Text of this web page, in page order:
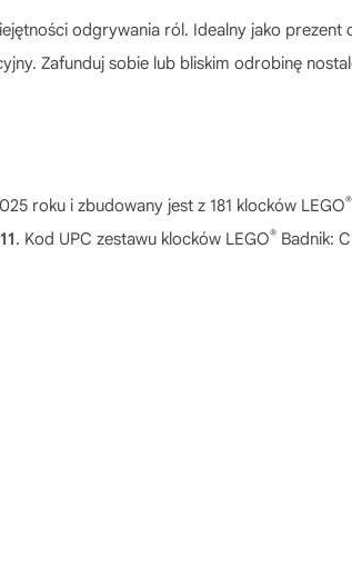
odgrywania ról. Idealny jako prezent
Zafunduj sobie lub bliskim odrobinę
roku i zbudowany jest z 181 klocków LEGO®
. Kod UPC zestawu klocków LEGO® Badnik: